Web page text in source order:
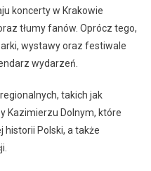
koncerty w Krakowie
tłumy fanów. Oprócz tego,
wystawy oraz festiwale
wydarzeń.
takich jak
Kazimierzu Dolnym, które
Polski, a także